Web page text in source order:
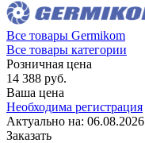
Все товары Germikom
Все товары категории
Розничная цена
14 388 руб.
Ваша цена
Необходима регистрация
Актуально на: 06.08.2026
Заказать